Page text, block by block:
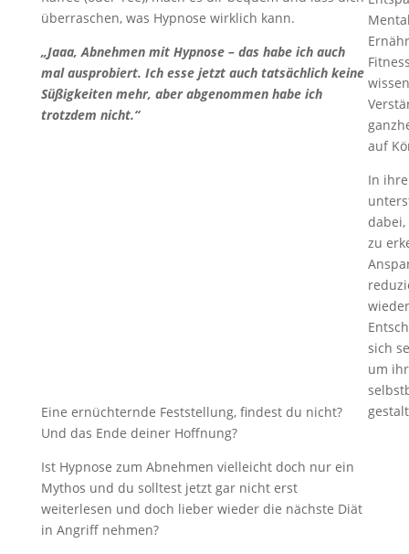
überraschen, was Hypnose wirklich kann.
„Jaaa, Abnehmen mit Hypnose – das habe ich auch
mal ausprobiert. Ich esse jetzt auch tatsächlich keine
Süßigkeiten mehr, aber abgenommen habe ich
trotzdem nicht.“
Eine ernüchternde Feststellung, findest du nicht?
Und das Ende deiner Hoffnung?
Ist Hypnose zum Abnehmen vielleicht doch nur ein
Mythos und du solltest jetzt gar nicht erst
weiterlesen und doch lieber wieder die nächste Diät
in Angriff nehmen?
auf
In
zu
sich
um